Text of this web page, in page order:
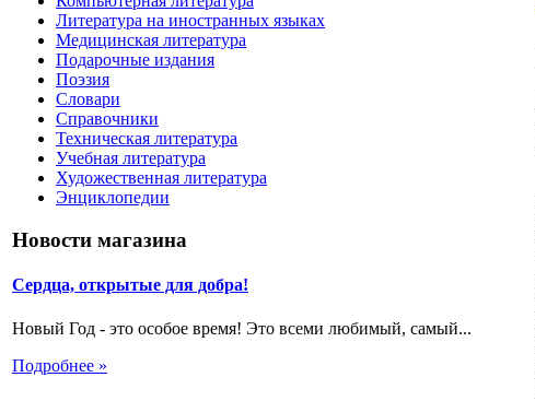
Литература на иностранных языках
Медицинская литература
Подарочные издания
Поэзия
Словари
Справочники
Техническая литература
Учебная литература
Художественная литература
Энциклопедии
Новости магазина
Сердца, открытые для добра!
Новый Год - это особое время! Это всеми любимый, самый...
Подробнее »